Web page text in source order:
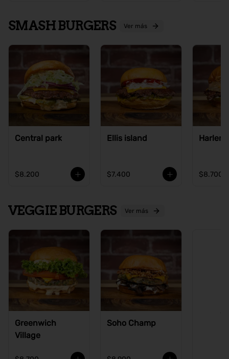
SMASH BURGERS Ver más
Central park
$8.200
Ellis island
$7.400
Harlem
$8.700
VEGGIE BURGERS Ver más
Greenwich
Village
Soho Champ